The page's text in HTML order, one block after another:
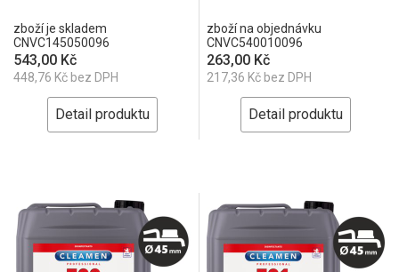
zboží je skladem
CNVC145050096
543,00 Kč
448,76 Kč bez DPH
Detail produktu
zboží na objednávku
CNVC540010096
263,00 Kč
217,36 Kč bez DPH
Detail produktu